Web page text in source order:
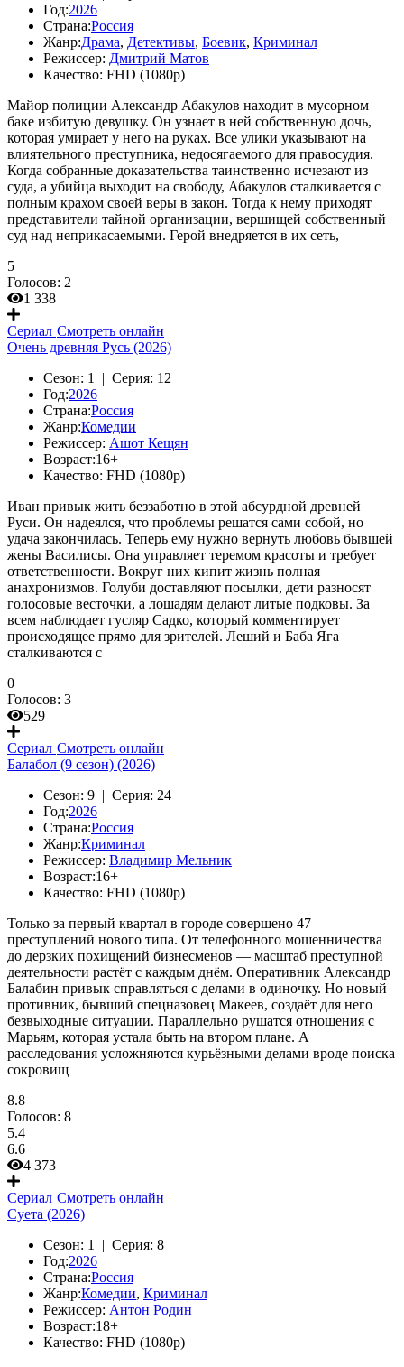
Год:2026
Страна:Россия
Жанр:Драма, Детективы, Боевик, Криминал
Режиссер: Дмитрий Матов
Качество: FHD (1080p)
Майор полиции Александр Абакулов находит в мусорном
баке избитую девушку. Он узнает в ней собственную дочь,
которая умирает у него на руках. Все улики указывают на
влиятельного преступника, недосягаемого для правосудия.
Когда собранные доказательства таинственно исчезают из
суда, а убийца выходит на свободу, Абакулов сталкивается с
полным крахом своей веры в закон. Тогда к нему приходят
представители тайной организации, вершищей собственный
суд над неприкасаемыми. Герой внедряется в их сеть,
5
Голосов: 2
1 338
Сериал Смотреть онлайн
Очень древняя Русь (2026)
Сезон: 1 | Серия: 12
Год:2026
Страна:Россия
Жанр:Комедии
Режиссер: Ашот Кещян
Возраст:16+
Качество: FHD (1080p)
Иван привык жить беззаботно в этой абсурдной древней
Руси. Он надеялся, что проблемы решатся сами собой, но
удача закончилась. Теперь ему нужно вернуть любовь бывшей
жены Василисы. Она управляет теремом красоты и требует
ответственности. Вокруг них кипит жизнь полная
анахронизмов. Голуби доставляют посылки, дети разносят
голосовые весточки, а лошадям делают литые подковы. За
всем наблюдает гусляр Садко, который комментирует
происходящее прямо для зрителей. Леший и Баба Яга
сталкиваются с
0
Голосов: 3
529
Сериал Смотреть онлайн
Балабол (9 сезон) (2026)
Сезон: 9 | Серия: 24
Год:2026
Страна:Россия
Жанр:Криминал
Режиссер: Владимир Мельник
Возраст:16+
Качество: FHD (1080p)
Только за первый квартал в городе совершено 47
преступлений нового типа. От телефонного мошенничества
до дерзких похищений бизнесменов — масштаб преступной
деятельности растёт с каждым днём. Оперативник Александр
Балабин привык справляться с делами в одиночку. Но новый
противник, бывший спецназовец Макеев, создаёт для него
безвыходные ситуации. Параллельно рушатся отношения с
Марьям, которая устала быть на втором плане. А
расследования усложняются курьёзными делами вроде поиска
сокровищ
8.8
Голосов: 8
5.4
6.6
4 373
Сериал Смотреть онлайн
Суета (2026)
Сезон: 1 | Серия: 8
Год:2026
Страна:Россия
Жанр:Комедии, Криминал
Режиссер: Антон Родин
Возраст:18+
Качество: FHD (1080p)